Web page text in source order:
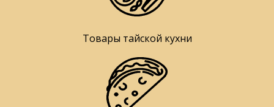
Товары тайской кухни